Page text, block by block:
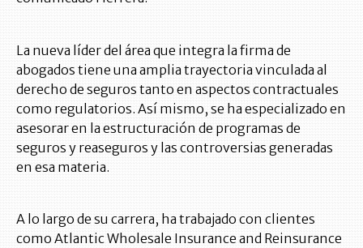
La nueva líder del área que integra la firma de
abogados tiene una amplia trayectoria vinculada al
derecho de seguros tanto en aspectos contractuales
como regulatorios. Así mismo, se ha especializado en
asesorar en la estructuración de programas de
seguros y reaseguros y las controversias generadas
en esa materia.
A lo largo de su carrera, ha trabajado con clientes
como Atlantic Wholesale Insurance and Reinsurance